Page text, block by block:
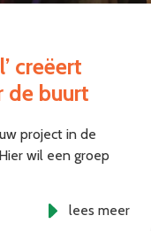
creëert
de buurt
project in de
wil een groep
lees meer